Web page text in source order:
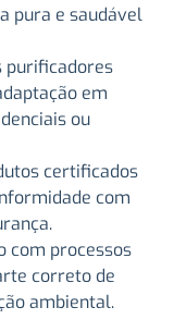
pura e saudável
purificadores
em
ou
certificados
com
com processos
correto de
ambiental.